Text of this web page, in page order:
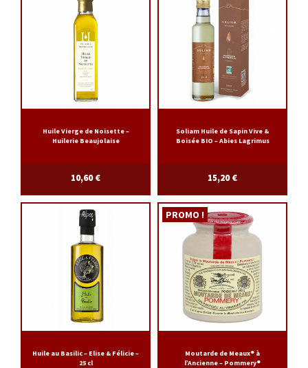
Huile Vierge de Noisette –
Huilerie Beaujolaise
10,60€
Soliam Huile de Sapin Vive &
Boisée BIO – Abies Lagrimus
15,20€
Huile au Basilic – Elise & Félicie –
25 cl
Moutarde de Meaux® à
l’Ancienne – Pommery®
PROMO !